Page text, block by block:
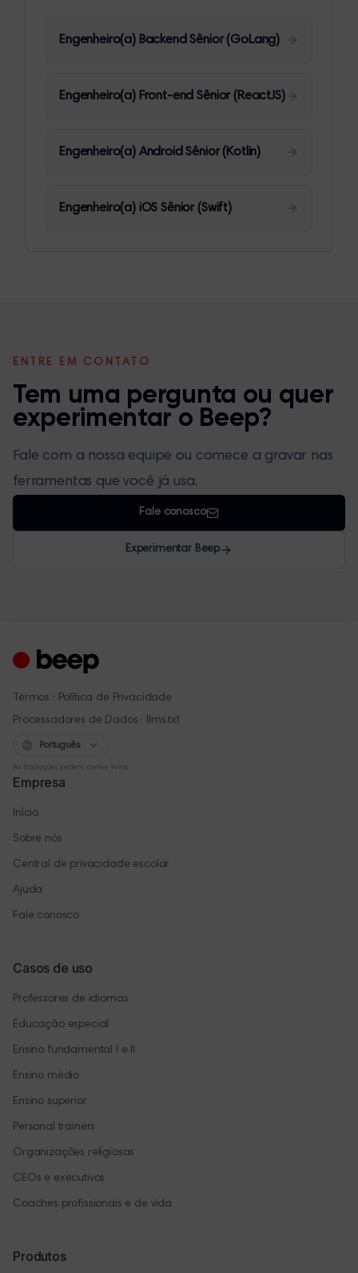
Engenheiro(a) Backend Sênior (GoLang)
Engenheiro(a) Front-end Sênior (ReactJS)
Engenheiro(a) Android Sênior (Kotlin)
Engenheiro(a) iOS Sênior (Swift)
ENTRE EM CONTATO
Tem uma pergunta ou quer
experimentar o Beep?
Fale com a nossa equipe ou comece a gravar nas
ferramentas que você já usa.
Fale conosco
Experimentar Beep
Termos · Política de Privacidade
Processadores de Dados · llms.txt
Português
As traduções podem conter erros.
Empresa
Início
Sobre nós
Central de privacidade escolar
Ajuda
Fale conosco
Casos de uso
Professores de idiomas
Educação especial
Ensino fundamental I e II
Ensino médio
Ensino superior
Personal trainers
Organizações religiosas
CEOs e executivos
Coaches profissionais e de vida
Produtos